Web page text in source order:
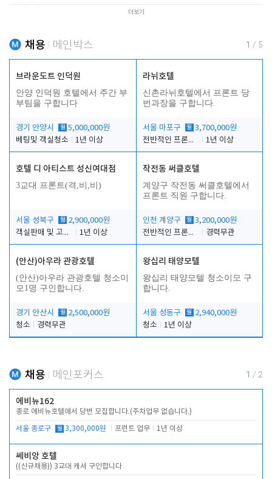
더보기
채용 메인박스 1 / 5
브라운도트 인덕원
안양 인덕원 호텔에서 주간 부
부팀을 구합니다
경기 안양시 월 5,000,000원
베팅및 객실청소
1년 이상
라뉘호텔
신촌라뉘호텔에서 프론트 당
번과장을 구합니다.
서울 마포구 월 3,700,000원
전반적인 프론트 당번업무
1년 이상
호텔 디 아티스트 성신여대점
3교대 프론트(격,비,비)
서울 성북구 월 2,900,000원
객실판매 및 고객응대
1년 이상
작전동 써클호텔
계양구 작전동 써클호텔에서
프론트 직원 구합니다.
인천 계양구 월 3,200,000원
전반적인 프론트 업무
경력무관
(안산)아우라 관광호텔
(안산)아우라 관광호텔 청소이
모1명 구인합니다.
경기 안산시 월 2,500,000원
청소
경력무관
왕십리 태양모텔
왕십리 태양모텔 청소이모 구
합니다.
서울 성동구 월 2,940,000원
청소
1년 이상
채용 메인포커스 1 / 2
에비뉴162
종로 에비뉴호텔에서 당번 모집합니다.(주차업무 없습니다.)
서울 종로구 월 3,300,000원 프런트 업무 1년 이상
쎄비앙 호텔
((신규채용)) 3교대 캐셔 구인합니다